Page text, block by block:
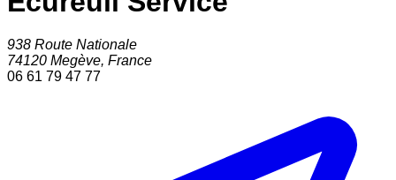
938 Route Nationale
74120 Megève, France
06 61 79 47 77